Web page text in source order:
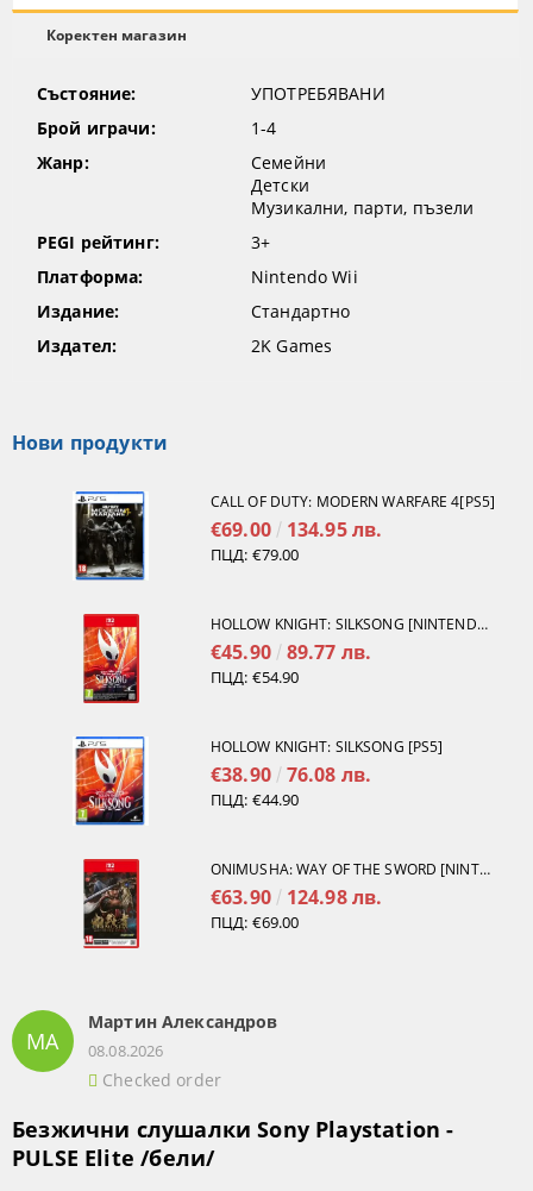
Коректен магазин
Състояние:
УПОТРЕБЯВАНИ
Брой играчи:
1-4
Жанр:
Семейни
Детски
Музикални, парти, пъзели
PEGI рейтинг:
3+
Платформа:
Nintendo Wii
Издание:
Стандартно
Издател:
2K Games
Нови продукти
CALL OF DUTY: MODERN WARFARE 4[PS5]
€69.00 134.95 лв.
ПЦД: €79.00
HOLLOW KNIGHT: SILKSONG [NINTENDO SWITCH 2]
€45.90 89.77 лв.
ПЦД: €54.90
HOLLOW KNIGHT: SILKSONG [PS5]
€38.90 76.08 лв.
ПЦД: €44.90
ONIMUSHA: WAY OF THE SWORD [NINTENDO SWITCH 2]
€63.90 124.98 лв.
ПЦД: €69.00
МА
Мартин Александров
08.08.2026
Checked order
Безжични слушалки Sony Playstation -
PULSE Elite /бели/